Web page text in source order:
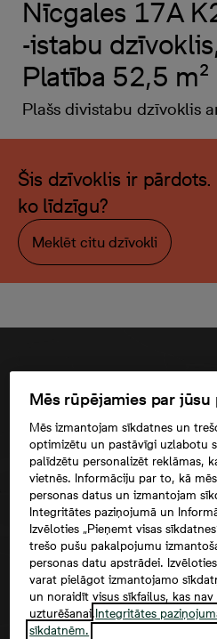
Nīcgales 17A
-istabu
Platība 52,5 m²
Plašs divistabu dzīvoklis
Šis dzīvoklis ir
ko līdzīgu?
Meklēt citu dzīvokli
Google maps
Mēs rūpējamies par
Mēs izmantojam sīkdatnes un
optimizētu un pastāvīgi uzlabotu
palīdzētu personalizēt reklāmas,
vietnēs. Informāciju par to, kā
personas datus un izmantojam
Integritātes paziņojumā un
Izvēloties „Pieņemt visas
trešo pušu pakalpojumu
personas datu apstrādei.
varat pielāgot izmantojamo
un noraidīt visus sīkfailus, kas
uzturēšanai.Integritātes
sīkdatnēm.